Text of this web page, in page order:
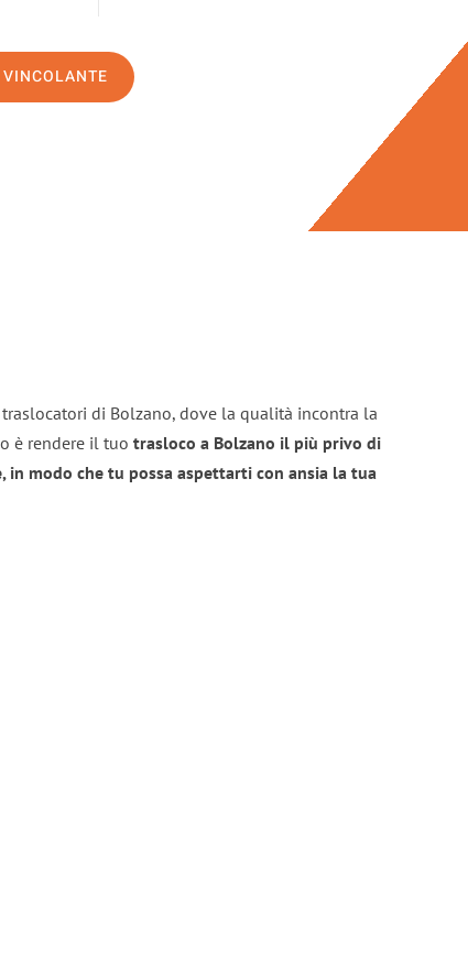
di Bolzano, dove la qualità incontra la
è rendere il tuo trasloco a Bolzano il più privo di
in modo che tu possa aspettarti con ansia la tua